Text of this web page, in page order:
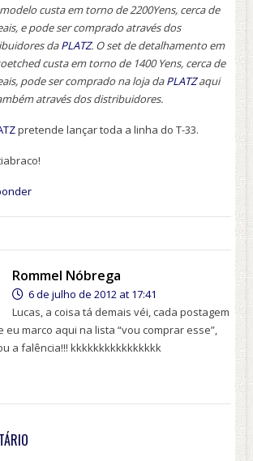
custa em torno de 2200Yens, cerca de
e pode ser comprado através dos
daPLATZ. O set de detalhamento em
custa em torno de 1400 Yens, cerca de
pode ser comprado na loja daPLATZaqui
através dos distribuidores.
pretende lançar toda a linha do T-33.
Rommel Nóbrega
6 de julho de 2012 at 17:41
Lucas, a coisa tá demais véi, cada postagem
eu marco aqui na lista “vou comprar esse”,
a falência!!! kkkkkkkkkkkkkkkk